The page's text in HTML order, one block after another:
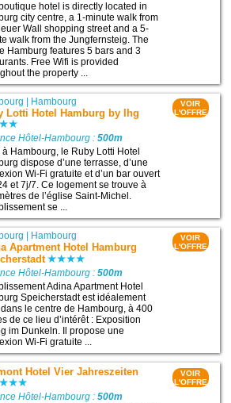
hotel is directly located in
city centre, a 1-minute walk from
Wall shopping street and a 5-
walk from the Jungfernsteig. The
Hamburg features 5 bars and 3
Free Wifi is provided
the property ...
Hambourg
Lotti Hotel Hamburg by Ihg
Hôtel-Hambourg :500m
à Hambourg, le Ruby Lotti Hotel
dispose d’une terrasse, d’une
Wi-Fi gratuite et d’un bar ouvert
et 7j/7. Ce logement se trouve à
de l’église Saint-Michel.
se ...
VOIR
L'OFFRE
Hambourg
Apartment Hotel Hamburg
Hôtel-Hambourg :500m
Adina Apartment Hotel
Speicherstadt est idéalement
le centre de Hambourg, à 400
de ce lieu d’intérêt : Exposition
im Dunkeln. Il propose une
Wi-Fi gratuite ...
VOIR
L'OFFRE
Hotel Vier Jahreszeiten
Hôtel-Hambourg :500m
VOIR
L'OFFRE